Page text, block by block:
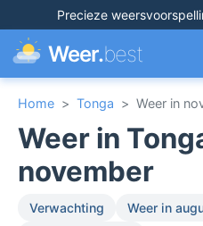
Precieze
Weer.best
Home > Tonga > Weer in
Weer in
november
Verwachting Weer in